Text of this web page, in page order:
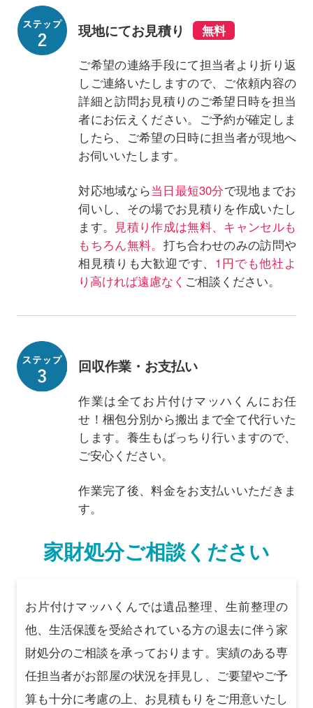
現地にてお見積り
ご希望の連絡手段にて担当者より折り返
しご連絡いたしますので、ご依頼内容の
詳細と訪問お見積りのご希望日時を担当
者にお伝えください。ご予約が確定しま
したら、ご希望の日時に担当者が現地へ
お伺いいたします。
対応地域なら当日最短30分で現地までお
伺いし、その場でお見積りを作成いたし
ます。 見積り作成は無料、キャンセルも
もちろん無料。 打ち合わせのみの訪問や
相見積りも大歓迎です、 1円でも他社よ
り高ければ遠慮なく ご相談ください。
回収作業・お支払い
作業は全てお片付けマッハくんにお任
せ！梱包分別から搬出まで全て代行いた
します。養生もばっちり行いますので、
ご安心ください。
作業完了後、料金をお支払いいただきま
す。
家財処分ご相談ください
お片付けマッハくんでは遺品整理、生前整理の
他、生活保護を受給されている方の退去に伴う家
財処分のご相談を承っております。実績のある専
任担当者がお部屋の状況を拝見し、ご要望やご予
算も十分に考慮の上、お見積もりをご用意いたし